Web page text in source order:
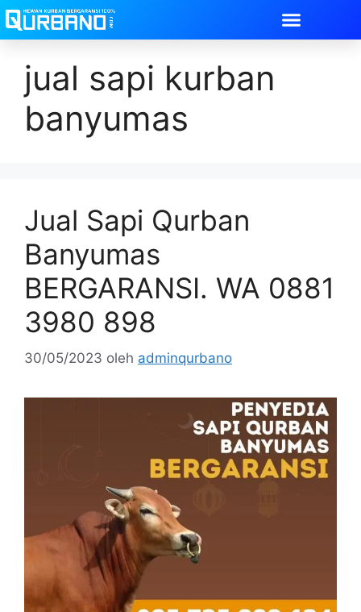
jual sapi kurban
banyumas
Jual Sapi Qurban
Banyumas
BERGARANSI. WA 0881
3980 898
30/05/2023 oleh adminqurbano